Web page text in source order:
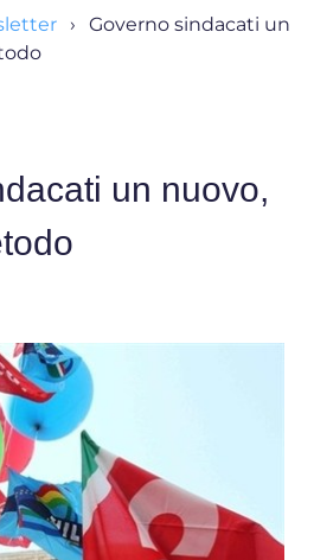
Governo sindacati un
un nuovo,